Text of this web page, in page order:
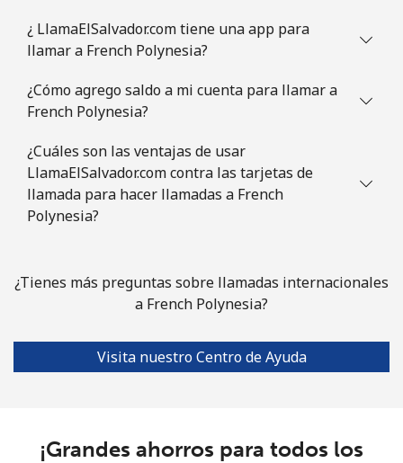
¿ LlamaElSalvador.com tiene una app para
llamar a French Polynesia?
¿Cómo agrego saldo a mi cuenta para llamar a
French Polynesia?
¿Cuáles son las ventajas de usar
LlamaElSalvador.com contra las tarjetas de
llamada para hacer llamadas a French
Polynesia?
¿Tienes más preguntas sobre llamadas internacionales
a French Polynesia?
Visita nuestro Centro de Ayuda
¡Grandes ahorros para todos los